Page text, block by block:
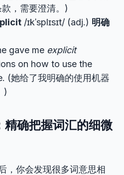
，需要澄清。)
/ɪkˈsplɪsɪt/ (adj.) 明确
gave me explicit
on how to use the
(她给了我明确的使用机器
)
精确把握词汇的细微
，你会发现很多词意思相